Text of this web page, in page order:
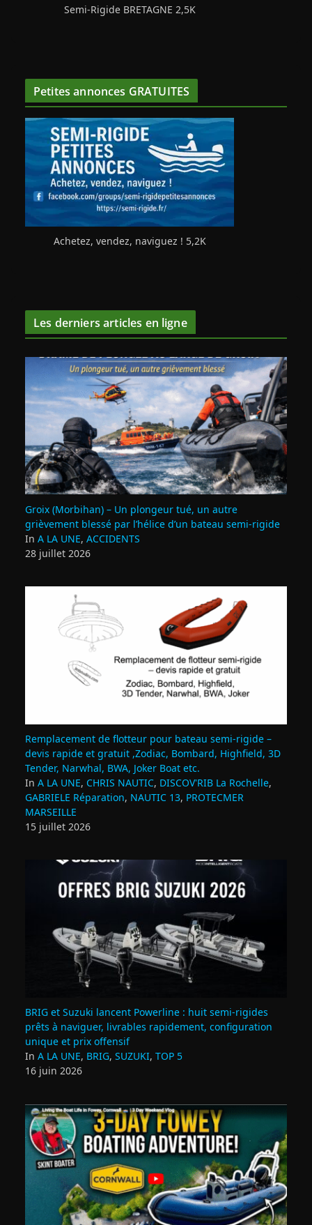
Semi-Rigide BRETAGNE 2,5K
Petites annonces GRATUITES
Achetez, vendez, naviguez ! 5,2K
Les derniers articles en ligne
Groix (Morbihan) – Un plongeur tué, un autre
grièvement blessé par l’hélice d’un bateau semi-rigide
In A LA UNE, ACCIDENTS
28 juillet 2026
Remplacement de flotteur pour bateau semi‑rigide –
devis rapide et gratuit ,Zodiac, Bombard, Highfield, 3D
Tender, Narwhal, BWA, Joker Boat etc.
In A LA UNE, CHRIS NAUTIC, DISCOV'RIB La Rochelle,
GABRIELE Réparation, NAUTIC 13, PROTECMER
MARSEILLE
15 juillet 2026
BRIG et Suzuki lancent Powerline : huit semi‑rigides
prêts à naviguer, livrables rapidement, configuration
unique et prix offensif
In A LA UNE, BRIG, SUZUKI, TOP 5
16 juin 2026